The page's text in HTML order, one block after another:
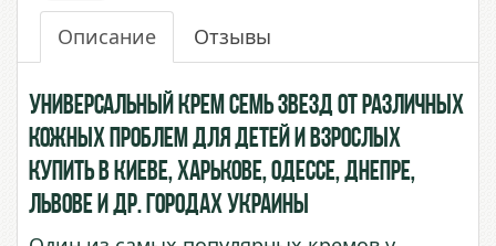
Описание Отзывы
Универсальный крем Семь Звезд от различных
кожных проблем для детей и взрослых
купить в Киеве, Харькове, Одессе, Днепре,
Львове и др. городах Украины